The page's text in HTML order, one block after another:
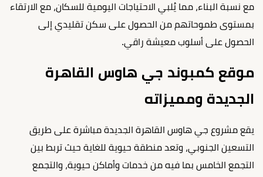
مع نسبة البناء، مما يُلبي الاحتياجات اليومية للسكان، مع الارتقاء
بمستوى طموحاتهم من الحصول على سكن تقليدي إلى
الحصول على أسلوب معيشة راقي.
موقع كمبوند جي هاوس القاهرة
الجديدة ومميزاته
يقع مشروع جي هاوس القاهرة الجديدة مباشرة على طريق
التسعين الجنوبي، وتعد منطقة حيوية للغاية حيث تربط بين
التجمع الخامس بما فيه من خدمات وأماكن حيوية، والتجمع